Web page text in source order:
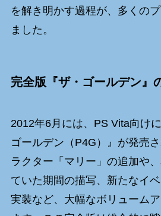
を解き明かす過程が、多くの
ました。
完全版『ザ・ゴールデン』
2012年6月には、PS Vita向け
ゴールデン（P4G）』が発売
ラクター「マリー」の追加や
ていた期間の描写、新たなイ
実装など、大幅なボリューム